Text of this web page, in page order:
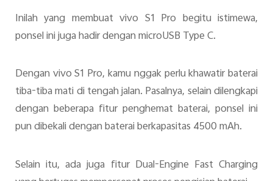
Inilah yang membuat vivo S1 Pro begitu istimewa,
ponsel ini juga hadir dengan microUSB Type C.
Dengan vivo S1 Pro, kamu nggak perlu khawatir baterai
tiba-tiba mati di tengah jalan. Pasalnya, selain dilengkapi
dengan beberapa fitur penghemat baterai, ponsel ini
pun dibekali dengan baterai berkapasitas 4500 mAh.
Selain itu, ada juga fitur Dual-Engine Fast Charging